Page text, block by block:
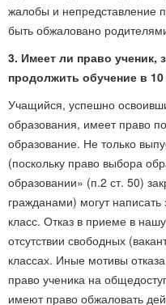
жалобы и непредставление
быть обжаловано
3. Имеет ли право ученик,
продолжить обучение в
Учащийся, успешно
образования, имеет право
образование. Не только
(поскольку право выбора
образовании» (п.2 ст. 50)
гражданами) могут
класс. Отказ в приеме в
отсутствии свободных
классах. Иные мотивы
право ученика на
имеют право обжаловать